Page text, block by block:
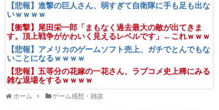
【悲報】進撃の巨人さん、弱すぎて自衛隊に手も足も出な
いｗｗｗｗ
【衝撃】尾田栄一郎「まもなく過去最大の敵が出てきま
す。頂上戦争がかわいく見えるレベルです」←これｗｗｗ
【悲報】アメリカのゲームソフト売上、ガチでとんでもな
いことになるｗｗｗｗ
【悲報】五等分の花嫁の一花さん、ラブコメ史上稀にみる
雑な退場をするｗｗｗｗ
ホーム ゲーム感想・雑談